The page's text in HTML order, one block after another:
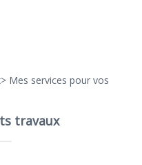
> Mes services pour vos
travaux